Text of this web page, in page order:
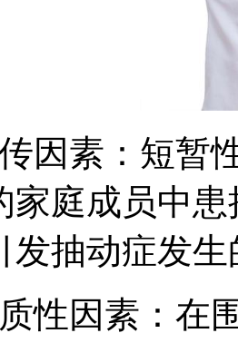
素：短暂性
家庭成员中
发抽动症发
因素：在围